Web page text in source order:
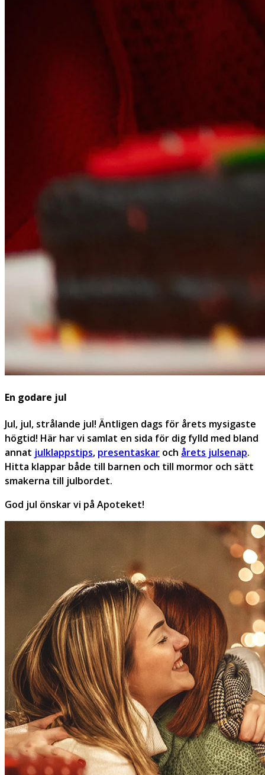
En godare jul
Jul, jul, strålande jul! Äntligen dags för årets mysigaste
högtid! Här har vi samlat en sida för dig fylld med bland
annat julklappstips, presentaskar och årets julsenap.
Hitta klappar både till barnen och till mormor och sätt
smakerna till julbordet.
God jul önskar vi på Apoteket!